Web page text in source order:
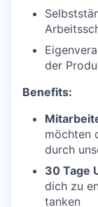
der
Benefits:
möchten
durch
30 Tage
dich zu
tanken